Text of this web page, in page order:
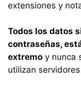
extensiones y
Todos los datos
contraseñas,
extremo y nunca
utilizan